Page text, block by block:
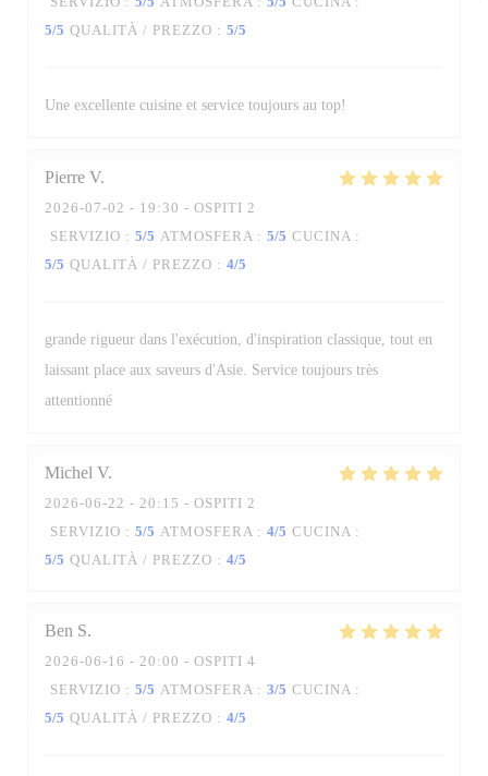
5/5 QUALITÀ / PREZZO : 5/5
Une excellente cuisine et service toujours au top!
Pierre V
2026-07-02 - 19:30 - OSPITI 2
SERVIZIO : 5/5 ATMOSFERA : 5/5 CUCINA :
5/5 QUALITÀ / PREZZO : 4/5
grande rigueur dans l'exécution, d'inspiration classique, tout en
laissant place aux saveurs d'Asie. Service toujours très
attentionné
Michel V
2026-06-22 - 20:15 - OSPITI 2
SERVIZIO : 5/5 ATMOSFERA : 4/5 CUCINA :
5/5 QUALITÀ / PREZZO : 4/5
Ben S
2026-06-16 - 20:00 - OSPITI 4
SERVIZIO : 5/5 ATMOSFERA : 3/5 CUCINA :
5/5 QUALITÀ / PREZZO : 4/5